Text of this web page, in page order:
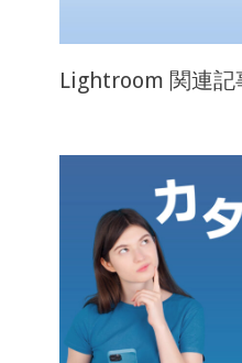
Lightroom 関連記